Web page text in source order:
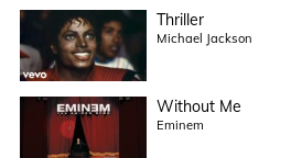
Thriller
Michael Jackson
Without Me
Eminem